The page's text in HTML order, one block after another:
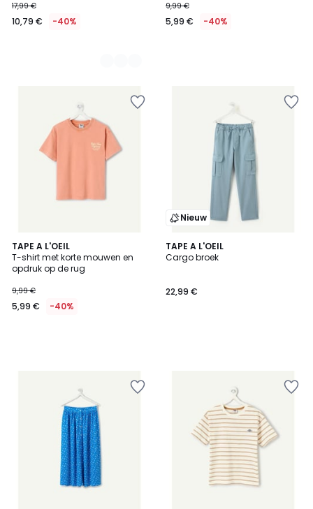
17,99 €
10,79 € -40%
9,99 €
5,99 € -40%
TAPE A L'OEIL
T-shirt met korte mouwen en
opdruk op de rug
9,99 €
5,99 € -40%
Nieuw
TAPE A L'OEIL
Cargo broek
22,99 €